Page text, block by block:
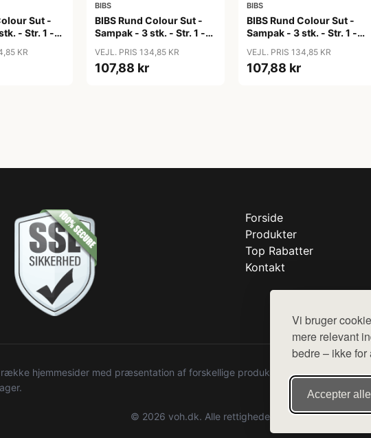
Vi bruger
mere relevant
bedre – ikke
Accepter alle
Sut -
- Str. 1 -
KR
BIBS
BIBS Rund Colour Sut -
Sampak - 3 stk. - Str. 1 -
VEJL. PRIS 134,85 KR
107,88 kr
BIBS
BIBS Rund Colour Sut -
Sampak - 3 stk. - Str. 1 -
VEJL. PRIS 134,85 KR
107,88 kr
Forside
Produkter
Top Rabatter
Kontakt
hjemmesider med præsentation af forskellige produkter fra diverse
© 2026 voh.dk. Alle rettigheder forbeholdes.